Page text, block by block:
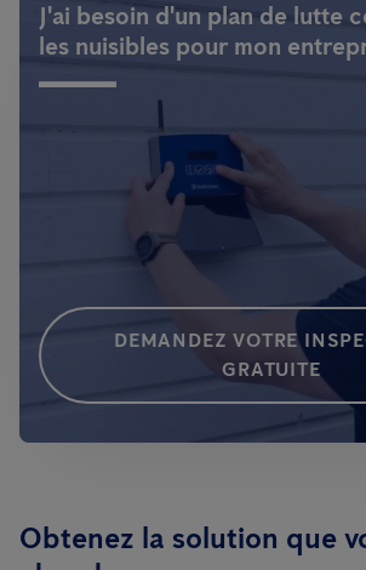
J'ai besoin d'un plan de lutte
les nuisibles pour mon
DEMANDEZ VOTRE
GRATUITE
Obtenez la solution que